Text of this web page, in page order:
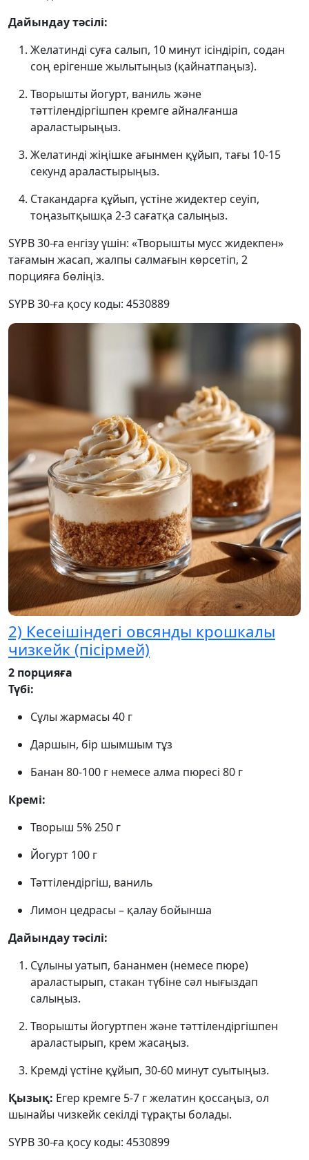
Дайындау тәсілі:
Желатинді суға салып, 10 минут ісіндіріп, содан
соң ерігенше жылытыңыз (қайнатпаңыз).
Творышты йогурт, ваниль және
тәттілендіргішпен кремге айналғанша
араластырыңыз.
Желатинді жіңішке ағынмен құйып, тағы 10-15
секунд араластырыңыз.
Стакандарға құйып, үстіне жидектер сеуіп,
тоңазытқышқа 2-3 сағатқа салыңыз.
SYPB 30-ға енгізу үшін: «Творышты мусс жидекпен»
тағамын жасап, жалпы салмағын көрсетіп, 2
порцияға бөліңіз.
SYPB 30-ға қосу коды: 4530889
2) Кесеішіндегі овсянды крошкалы
чизкейк (пісірмей)
2 порцияға
Түбі:
Сұлы жармасы 40 г
Даршын, бір шымшым тұз
Банан 80-100 г немесе алма пюресі 80 г
Кремі:
Творыш 5% 250 г
Йогурт 100 г
Тәттілендіргіш, ваниль
Лимон цедрасы – қалау бойынша
Дайындау тәсілі:
Сұлыны уатып, бананмен (немесе пюре)
араластырып, стакан түбіне сәл нығыздап
салыңыз.
Творышты йогуртпен және тәттілендіргішпен
араластырып, крем жасаңыз.
Кремді үстіне құйып, 30-60 минут суытыңыз.
Қызық: Егер кремге 5-7 г желатин қоссаңыз, ол
шынайы чизкейк секілді тұрақты болады.
SYPB 30-ға қосу коды: 4530899